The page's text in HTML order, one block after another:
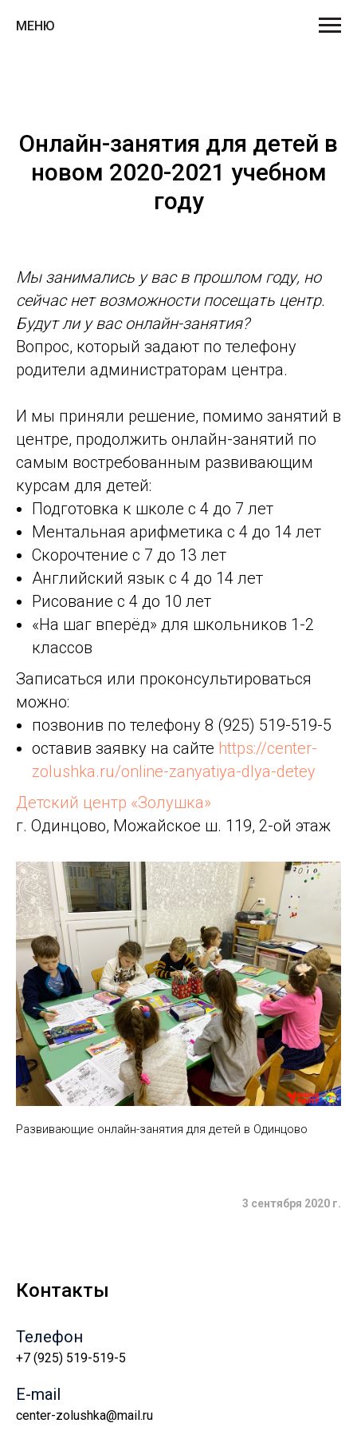
МЕНЮ
Онлайн-занятия для детей в
новом 2020-2021 учебном
году
Мы занимались у вас в прошлом году, но
сейчас нет возможности посещать центр.
Будут ли у вас онлайн-занятия?
Вопрос, который задают по телефону
родители администраторам центра.
И мы приняли решение, помимо занятий в
центре, продолжить онлайн-занятий по
самым востребованным развивающим
курсам для детей:
Подготовка к школе с 4 до 7 лет
Ментальная арифметика с 4 до 14 лет
Скорочтение с 7 до 13 лет
Английский язык с 4 до 14 лет
Рисование с 4 до 10 лет
«На шаг вперёд» для школьников 1-2
классов
Записаться или проконсультироваться
можно:
позвонив по телефону 8 (925) 519-519-5
оставив заявку на сайте https://center-
zolushka.ru/online-zanyatiya-dlya-detey
Детский центр «Золушка»
г. Одинцово, Можайское ш. 119, 2-ой этаж
Развивающие онлайн-занятия для детей в Одинцово
3 сентября 2020 г.
Контакты
Телефон
+7 (925) 519-519-5
E-mail
center-zolushka@mail.ru